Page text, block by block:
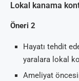
Lokal kanama
Öneri 2
Hayatı tehdit
yaralara lokal
Ameliyat